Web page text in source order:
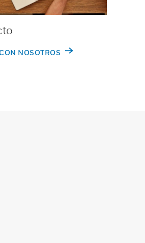
NOSOTROS